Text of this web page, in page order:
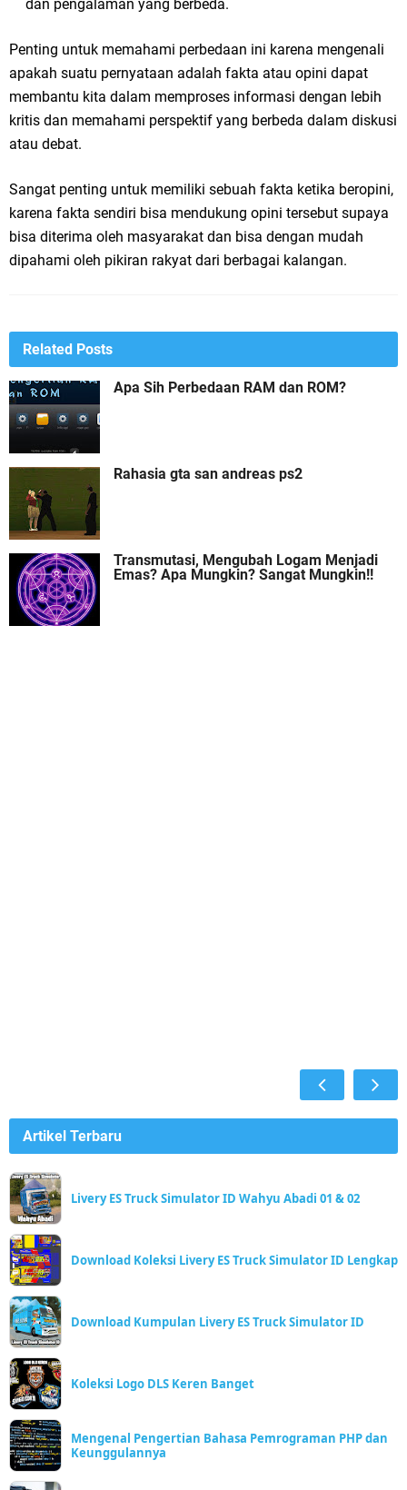
dan pengalaman yang berbeda.
Penting untuk memahami perbedaan ini karena mengenali
apakah suatu pernyataan adalah fakta atau opini dapat
membantu kita dalam memproses informasi dengan lebih
kritis dan memahami perspektif yang berbeda dalam diskusi
atau debat.
Sangat penting untuk memiliki sebuah fakta ketika beropini,
karena fakta sendiri bisa mendukung opini tersebut supaya
bisa diterima oleh masyarakat dan bisa dengan mudah
dipahami oleh pikiran rakyat dari berbagai kalangan.
Related Posts
Apa Sih Perbedaan RAM dan ROM?
Rahasia gta san andreas ps2
Transmutasi, Mengubah Logam Menjadi
Emas? Apa Mungkin? Sangat Mungkin!!
Artikel Terbaru
Livery ES Truck Simulator ID Wahyu Abadi 01 & 02
Download Koleksi Livery ES Truck Simulator ID Lengkap
Download Kumpulan Livery ES Truck Simulator ID
Koleksi Logo DLS Keren Banget
Mengenal Pengertian Bahasa Pemrograman PHP dan
Keunggulannya